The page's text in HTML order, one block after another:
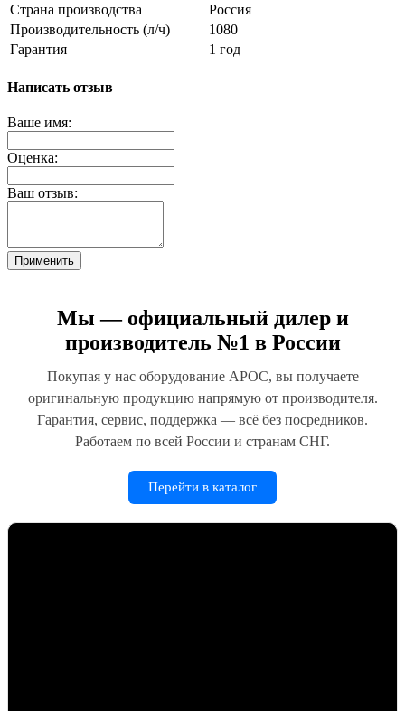
Страна производства
Россия
Производительность (л/ч)
1080
Гарантия
1 год
Написать отзыв
Ваше имя:
Оценка:
Ваш отзыв:
Применить
Мы — официальный дилер и
производитель №1 в России
Покупая у нас оборудование АРОС, вы получаете
оригинальную продукцию напрямую от производителя.
Гарантия, сервис, поддержка — всё без посредников.
Работаем по всей России и странам СНГ.
Перейти в каталог